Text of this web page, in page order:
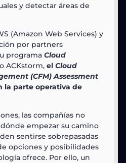
y detectar áreas de
(Amazon Web Services) y
por partners
programa Cloud
ACKstorm, el Cloud
(CFM) Assessment
la parte operativa de
las compañías no
empezar su camino
sentirse sobrepasadas
opciones y posibilidades
ofrece. Por ello, un